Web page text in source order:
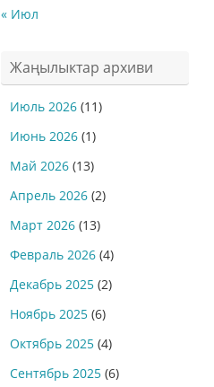
« Июл
Жаңылыктар архиви
Июль 2026 (11)
Июнь 2026 (1)
Май 2026 (13)
Апрель 2026 (2)
Март 2026 (13)
Февраль 2026 (4)
Декабрь 2025 (2)
Ноябрь 2025 (6)
Октябрь 2025 (4)
Сентябрь 2025 (6)